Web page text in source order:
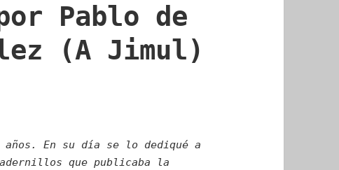
Pablo de
(A Jimul)
En su día se lo dediqué a
que publicaba la